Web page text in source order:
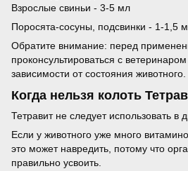
Взрослые свиньи - 3-5 мл
Поросята-сосуны, подсвинки - 1-1,5
Обратите внимание: перед
проконсультироваться с
зависимости от состояния животного.
Когда нельзя колоть
Тетравит не следует использовать в
Если у животного уже много
это может навредить, потому что
правильно усвоить.